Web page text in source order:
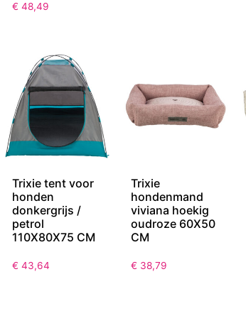
€ 48,49
Trixie tent voor
honden
donkergrijs /
petrol
110X80X75 CM
€ 43,64
Trixie
hondenmand
viviana hoekig
oudroze 60X50
CM
€ 38,79